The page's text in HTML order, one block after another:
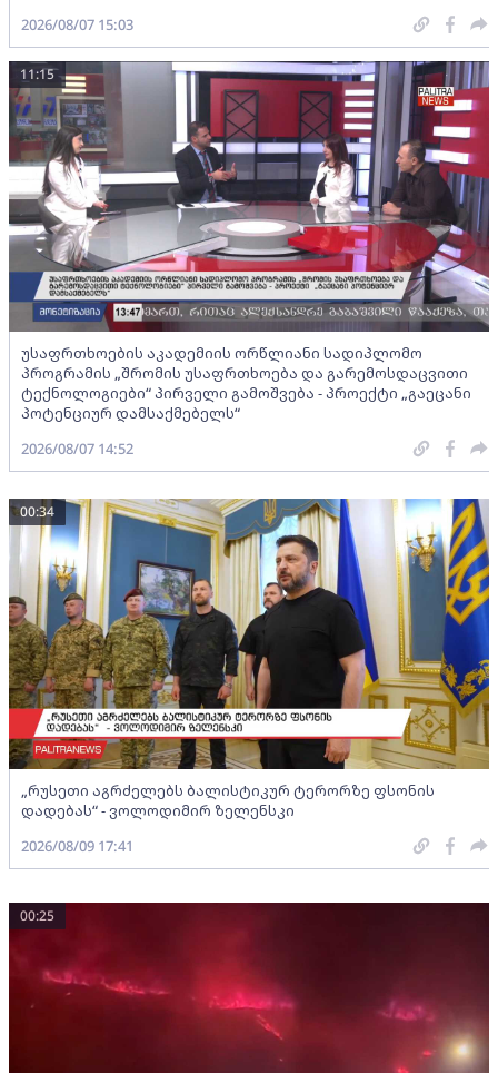
2026/08/07 15:03
უსაფრთხოების აკადემიის ორწლიანი სადიპლომო
პროგრამის „შრომის უსაფრთხოება და გარემოსდაცვითი
ტექნოლოგიები“ პირველი გამოშვება - პროექტი „გაეცანი
პოტენციურ დამსაქმებელს“
11:15
2026/08/07 14:52
„რუსეთი აგრძელებს ბალისტიკურ ტერორზე ფსონის
დადებას“ - ვოლოდიმირ ზელენსკი
00:34
2026/08/09 17:41
00:25